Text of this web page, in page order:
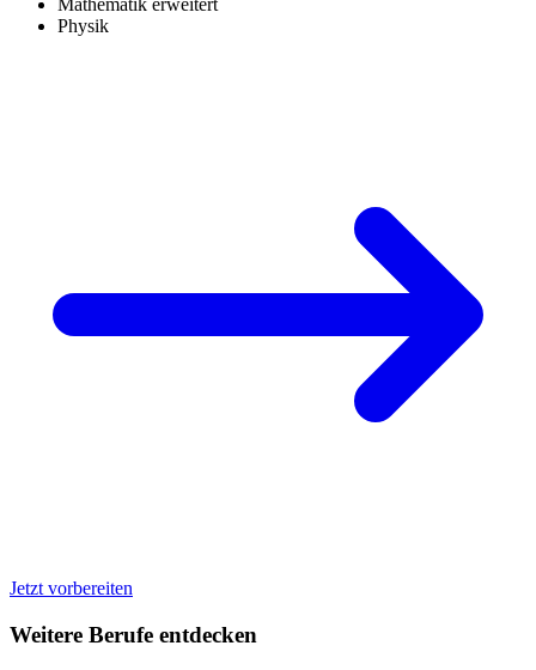
Mathematik erweitert
Physik
Jetzt vorbereiten
Weitere Berufe entdecken